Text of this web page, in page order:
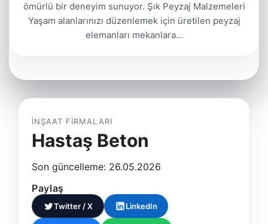
ömürlü bir deneyim sunuyor. Şık Peyzaj Malzemeleri
Yaşam alanlarınızı düzenlemek için üretilen peyzaj
elemanları mekanlara…
İNŞAAT FIRMALARI
Hastaş Beton
Son güncelleme: 26.05.2026
Paylaş
Twitter / X LinkedIn